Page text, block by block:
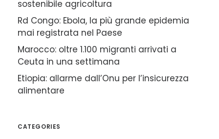
sostenibile agricoltura
Rd Congo: Ebola, la più grande epidemia
mai registrata nel Paese
Marocco: oltre 1.100 migranti arrivati a
Ceuta in una settimana
Etiopia: allarme dall’Onu per l’insicurezza
alimentare
CATEGORIES